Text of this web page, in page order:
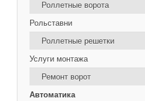
Роллетные ворота
Рольставни
Роллетные решетки
Услуги монтажа
Ремонт ворот
Автоматика